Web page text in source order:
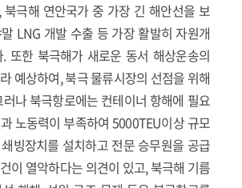
북극해 연안국가 중 가장 긴 해안선을 보
LNG 개발 수출 등 가장 활발히 자원개
또한 북극해가 새로운 동서 해상운송의
예상하여, 북극 물류시장의 선점을 위해
나 북극항로에는 컨테이너 항해에 필요
노동력이 부족하여 5000TEU이상 규모
빙장치를 설치하고 전문 승무원을 공급
이 열악하다는 의견이 있고, 북극해 기름